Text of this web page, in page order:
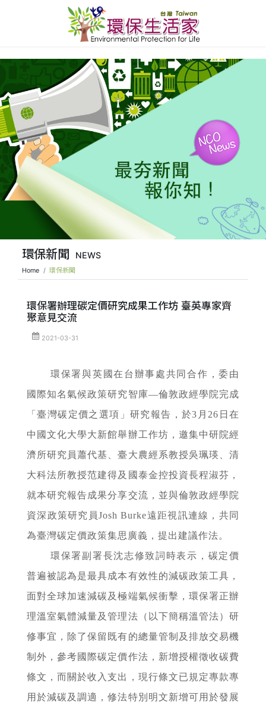
環保新聞 NEWS
Home 環保新聞
環保署辦理碳定價研究成果工作坊 臺英專家齊
聚意見交流
2021-03-31
環保署與英國在台辦事處共同合作，委由
國際知名氣候政策研究智庫—倫敦政經學院完成
「臺灣碳定價之選項」研究報告，於3月26日在
中國文化大學大新館舉辦工作坊，邀集中研院經
濟所研究員蕭代基、臺大農經系教授吳珮瑛、清
大科法所教授范建得及國泰金控投資長程淑芬，
就本研究報告成果分享交流，並與倫敦政經學院
資深政策研究員Josh Burke遠距視訊連線，共同
為臺灣碳定價政策集思廣義，提出建議作法。
環保署副署長沈志修致詞時表示，碳定價
普遍被認為是最具成本有效性的減碳政策工具，
面對全球加速減碳及極端氣候衝擊，環保署正辦
理溫室氣體減量及管理法（以下簡稱溫管法）研
修事宜，除了保留既有的總量管制及排放交易機
制外，參考國際碳定價作法，新增授權徵收碳費
條文，而關於收入支出，現行條文已規定專款專
用於減碳及調適，修法特別明文新增可用於發展